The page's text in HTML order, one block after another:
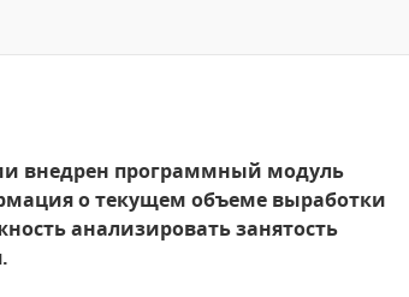
внедрен программный модуль
о текущем объеме выработки
анализировать занятость